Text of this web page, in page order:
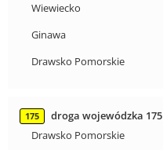
Wiewiecko
Ginawa
Drawsko Pomorskie
175
droga wojewódzka 175
Drawsko Pomorskie